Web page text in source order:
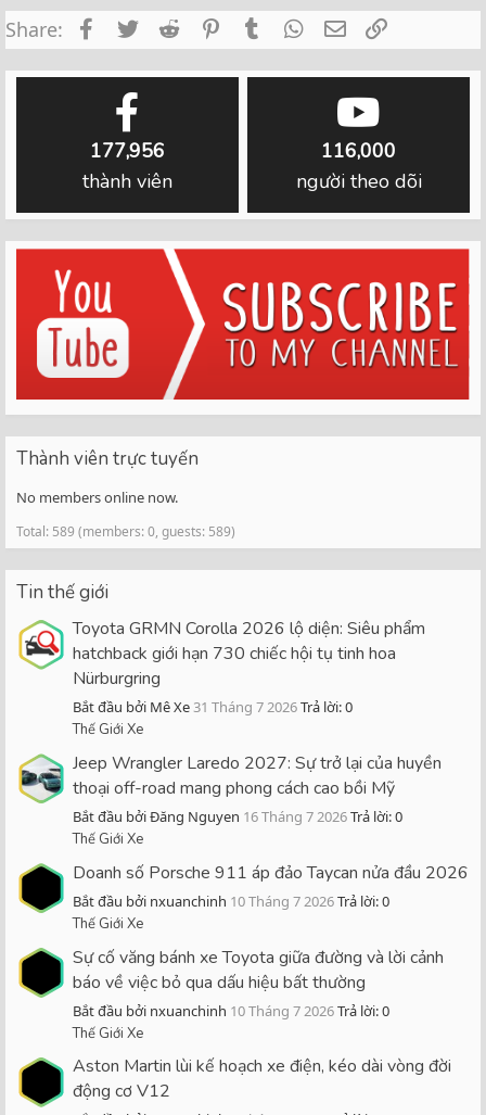
Share: FacebookTwitterReddit PinterestTumblrWhatsApp
Email
177,956
thành viên
116,000
người theo dõi
Thành viên trực tuyến
No members online now.
Total: 589 (members: 0, guests: 589)
Tin thế giới
Toyota GRMN Corolla 2026 lộ diện: Siêu phẩm
hatchback giới hạn 730 chiếc hội tụ tinh hoa
Nürburgring
Bắt đầu bởi Mê Xe31 Tháng 7 2026Trả lời: 0
Thế Giới Xe
Jeep Wrangler Laredo 2027: Sự trở lại của huyền
thoại off-road mang phong cách cao bồi Mỹ
Bắt đầu bởi Đăng Nguyen 16 Tháng 7 2026Trả lời: 0
Thế Giới Xe
Doanh số Porsche 911 áp đảo Taycan nửa đầu 2026
Bắt đầu bởi nxuanchinh 10 Tháng 7 2026Trả lời: 0
Thế Giới Xe
Sự cố văng bánh xe Toyota giữa đường và lời cảnh
báo về việc bỏ qua dấu hiệu bất thường
Bắt đầu bởi nxuanchinh 10 Tháng 7 2026Trả lời: 0
Thế Giới Xe
Aston Martin lùi kế hoạch xe điện, kéo dài vòng đời
động cơ V12